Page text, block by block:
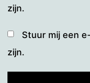
zijn.
Stuur mij een
zijn.